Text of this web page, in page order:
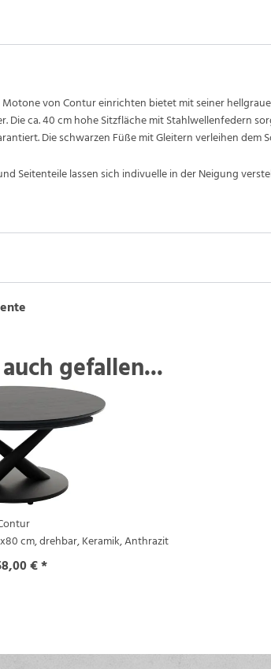
Motone von Contur einrichten bietet mit seiner
Die ca. 40 cm hohe Sitzfläche mit Stahlwellenfedern
Die schwarzen Füße mit Gleitern verleihen dem
Seitenteile lassen sich indivuelle in der Neigung
gefallen...
cm, drehbar, Keramik, Anthrazit
€ *